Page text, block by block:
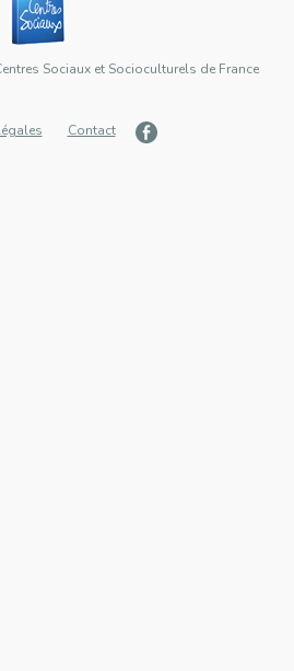
Sociaux et Socioculturels de France
Contact